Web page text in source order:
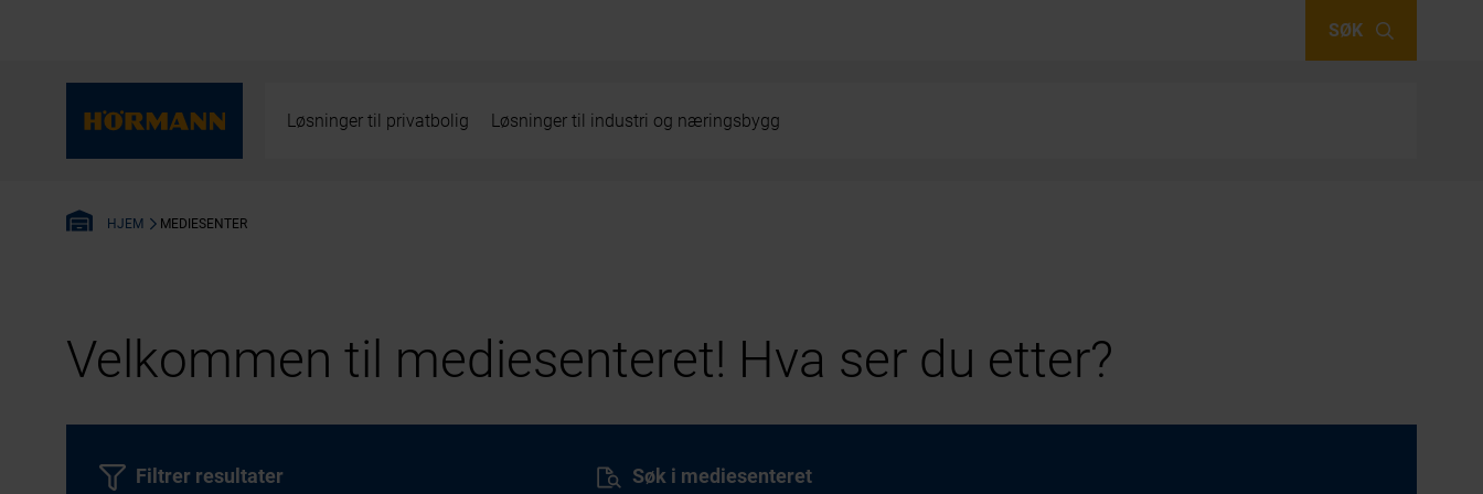
SØK
Løsninger til privatbolig Løsninger til industri og næringsbygg
HJEM MEDIESENTER
Velkommen til mediesenteret! Hva ser du etter?
Søk i mediesenteret
Filtrer resultater